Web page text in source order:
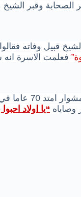
الصحابة وقبر
وفاته فقالوا
فعلمت الاسرة انه
وفي صباح
“يا اولاد